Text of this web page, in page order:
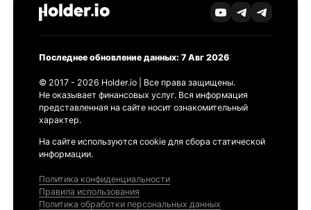
Последнее обновление данных: 7 Авг 2026
© 2017 - 2026 Holder.io | Все права защищены.
Не оказывает финансовых услуг. Вся информация
представленная на сайте носит ознакомительный
характер.
На сайте используются cookie для сбора статической
информации.
Политика конфиденциальности
Правила использования
Политика обработки персональных данных